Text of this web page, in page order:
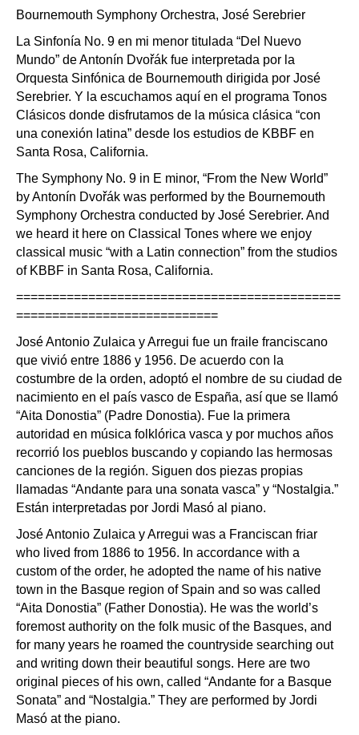
Bournemouth Symphony Orchestra, José Serebrier
La Sinfonía No. 9 en mi menor titulada “Del Nuevo
Mundo” de Antonín Dvořák fue interpretada por la
Orquesta Sinfónica de Bournemouth dirigida por José
Serebrier. Y la escuchamos aquí en el programa Tonos
Clásicos donde disfrutamos de la música clásica “con
una conexión latina” desde los estudios de KBBF en
Santa Rosa, California.
The Symphony No. 9 in E minor, “From the New World”
by Antonín Dvořák was performed by the Bournemouth
Symphony Orchestra conducted by José Serebrier. And
we heard it here on Classical Tones where we enjoy
classical music “with a Latin connection” from the studios
of KBBF in Santa Rosa, California.
=============================================
============================
José Antonio Zulaica y Arregui fue un fraile franciscano
que vivió entre 1886 y 1956. De acuerdo con la
costumbre de la orden, adoptó el nombre de su ciudad de
nacimiento en el país vasco de España, así que se llamó
“Aita Donostia” (Padre Donostia). Fue la primera
autoridad en música folklórica vasca y por muchos años
recorrió los pueblos buscando y copiando las hermosas
canciones de la región. Siguen dos piezas propias
llamadas “Andante para una sonata vasca” y “Nostalgia.”
Están interpretadas por Jordi Masó al piano.
José Antonio Zulaica y Arregui was a Franciscan friar
who lived from 1886 to 1956. In accordance with a
custom of the order, he adopted the name of his native
town in the Basque region of Spain and so was called
“Aita Donostia” (Father Donostia). He was the world’s
foremost authority on the folk music of the Basques, and
for many years he roamed the countryside searching out
and writing down their beautiful songs. Here are two
original pieces of his own, called “Andante for a Basque
Sonata” and “Nostalgia.” They are performed by Jordi
Masó at the piano.